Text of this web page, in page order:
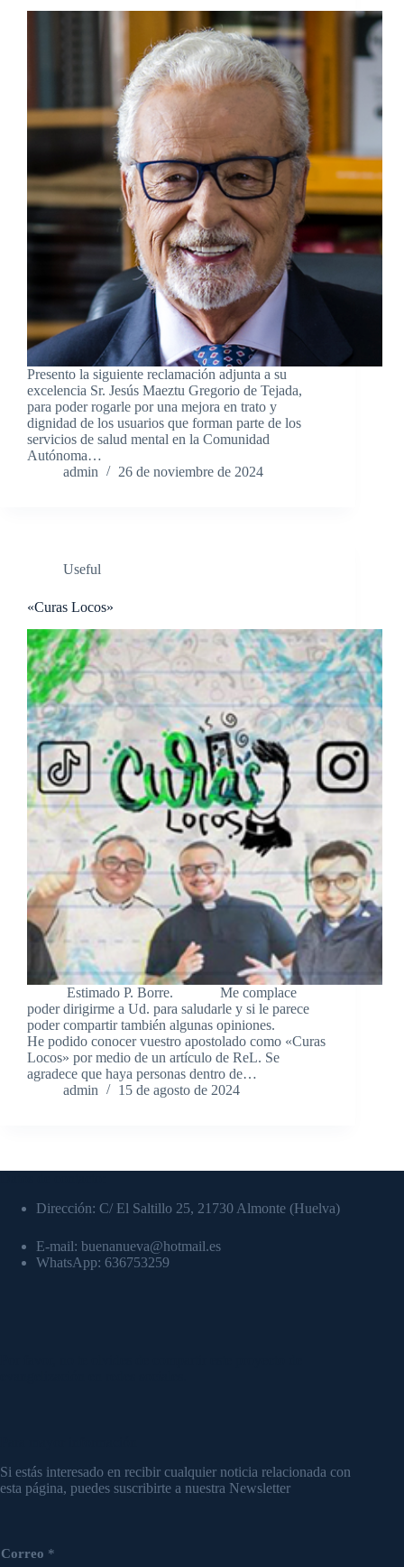
Presento la siguiente reclamación adjunta a su
excelencia Sr. Jesús Maeztu Gregorio de Tejada,
para poder rogarle por una mejora en trato y
dignidad de los usuarios que forman parte de los
servicios de salud mental en la Comunidad
Autónoma…
admin
26 de noviembre de 2024
Useful
«Curas Locos»
Estimado P. Borre. Me complace
poder dirigirme a Ud. para saludarle y si le parece
poder compartir también algunas opiniones.
He podido conocer vuestro apostolado como «Curas
Locos» por medio de un artículo de ReL. Se
agradece que haya personas dentro de…
admin
15 de agosto de 2024
Dirección: C/ El Saltillo 25, 21730 Almonte (Huelva)
E-mail: buenanueva@hotmail.es
WhatsApp: 636753259
Si estás interesado en recibir cualquier noticia relacionada con
esta página, puedes suscribirte a nuestra Newsletter
Correo *